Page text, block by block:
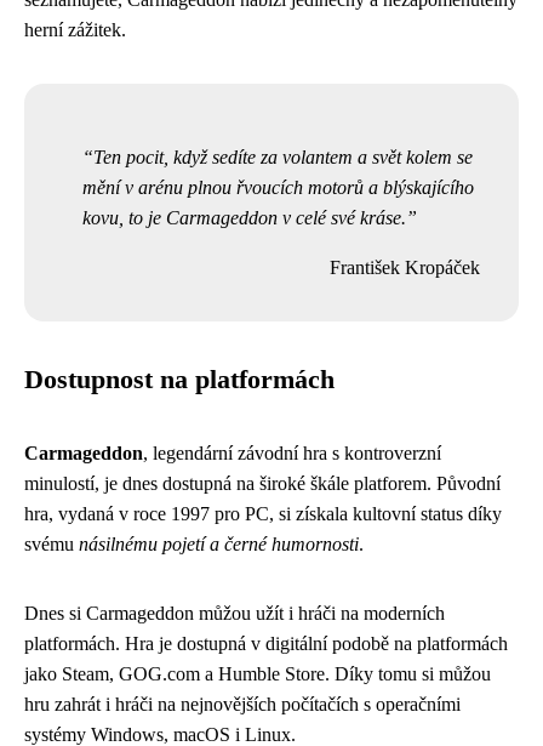
herní zážitek.
Ten pocit, když sedíte za volantem a svět kolem se
mění v arénu plnou řvoucích motorů a blýskajícího
kovu, to je Carmageddon v celé své kráse.
František Kropáček
Dostupnost na platformách
Carmageddon, legendární závodní hra s kontroverzní
minulostí, je dnes dostupná na široké škále platforem. Původní
hra, vydaná v roce 1997 pro PC, si získala kultovní status díky
svému násilnému pojetí a černé humornosti.
Dnes si Carmageddon můžou užít i hráči na moderních
platformách. Hra je dostupná v digitální podobě na platformách
jako Steam, GOG.com a Humble Store. Díky tomu si můžou
hru zahrát i hráči na nejnovějších počítačích s operačními
systémy Windows, macOS i Linux.